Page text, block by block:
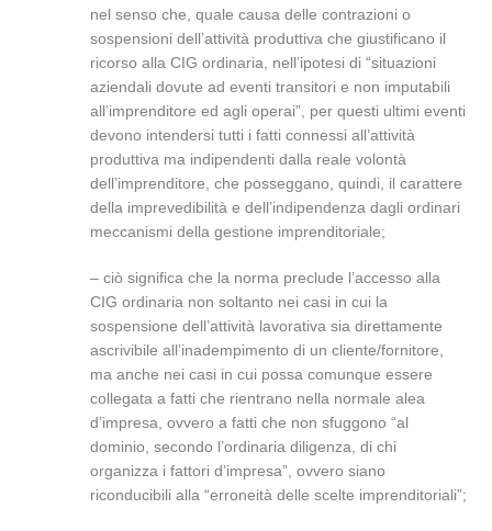
nel senso che, quale causa delle contrazioni o
sospensioni dell’attività produttiva che giustificano il
ricorso alla CIG ordinaria, nell’ipotesi di “situazioni
aziendali dovute ad eventi transitori e non imputabili
all’imprenditore ed agli operai”, per questi ultimi eventi
devono intendersi tutti i fatti connessi all’attività
produttiva ma indipendenti dalla reale volontà
dell’imprenditore, che posseggano, quindi, il carattere
della imprevedibilità e dell’indipendenza dagli ordinari
meccanismi della gestione imprenditoriale;
– ciò significa che la norma preclude l’accesso alla
CIG ordinaria non soltanto nei casi in cui la
sospensione dell’attività lavorativa sia direttamente
ascrivibile all’inadempimento di un cliente/fornitore,
ma anche nei casi in cui possa comunque essere
collegata a fatti che rientrano nella normale alea
d’impresa, ovvero a fatti che non sfuggono “al
dominio, secondo l’ordinaria diligenza, di chi
organizza i fattori d’impresa”, ovvero siano
riconducibili alla “erroneità delle scelte imprenditoriali”;